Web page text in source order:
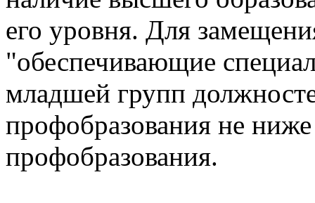
его уровня. Для
"обеспечивающие
младшей групп
профобразования не
профобразования.